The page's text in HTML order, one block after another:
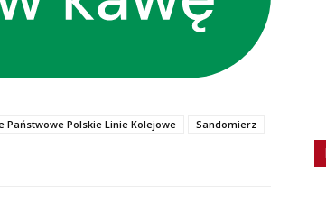
Państwowe Polskie Linie Kolejowe
Sandomierz